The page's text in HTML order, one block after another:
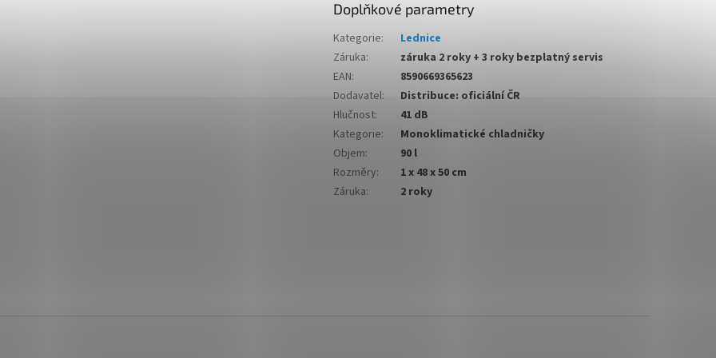
Doplňkové parametry
Kategorie:
Lednice
Záruka:
záruka 2 roky + 3 roky bezplatný servis
EAN:
8590669365623
Dodavatel:
Distribuce: oficiální ČR
Hlučnost:
41 dB
Kategorie:
Monoklimatické chladničky
Objem:
90 l
Rozměry:
1 x 48 x 50 cm
Záruka: 2 roky